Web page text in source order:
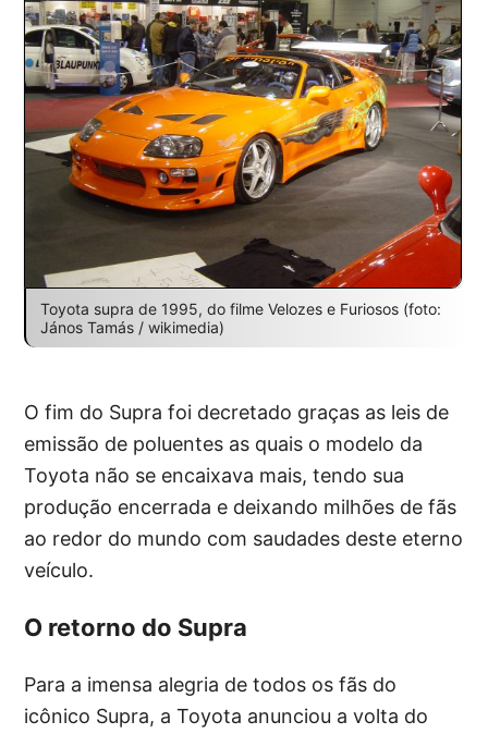
Toyota supra de 1995, do filme Velozes e Furiosos (foto:
János Tamás / wikimedia)
O fim do Supra foi decretado graças as leis de
emissão de poluentes as quais o modelo da
Toyota não se encaixava mais, tendo sua
produção encerrada e deixando milhões de fãs
ao redor do mundo com saudades deste eterno
veículo.
O retorno do Supra
Para a imensa alegria de todos os fãs do
icônico Supra, a Toyota anunciou a volta do